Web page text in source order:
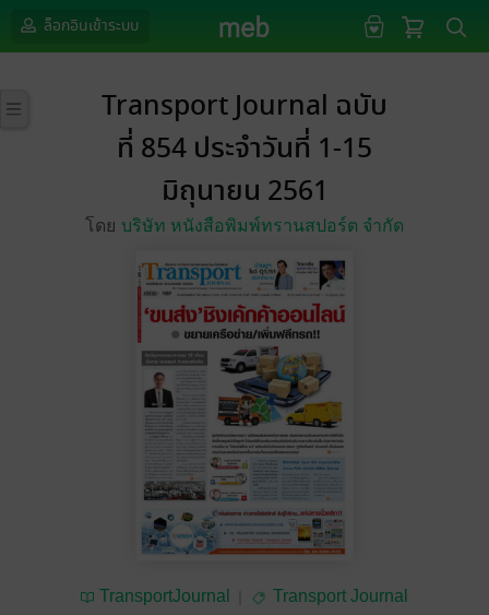
ล็อกอินเข้าระบบ
Transport Journal ฉบับ
ที่ 854 ประจำวันที่ 1-15
มิถุนายน 2561
โดย บริษัท หนังสือพิมพ์ทรานสปอร์ต จำกัด
TransportJournal Transport Journal